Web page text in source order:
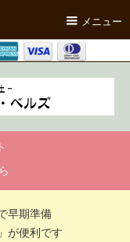
メニュー
早期準備
が便利です